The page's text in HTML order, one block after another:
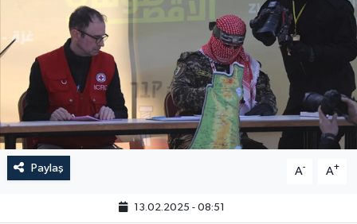
Paylaş A- A+
13.02.2025 - 08:51